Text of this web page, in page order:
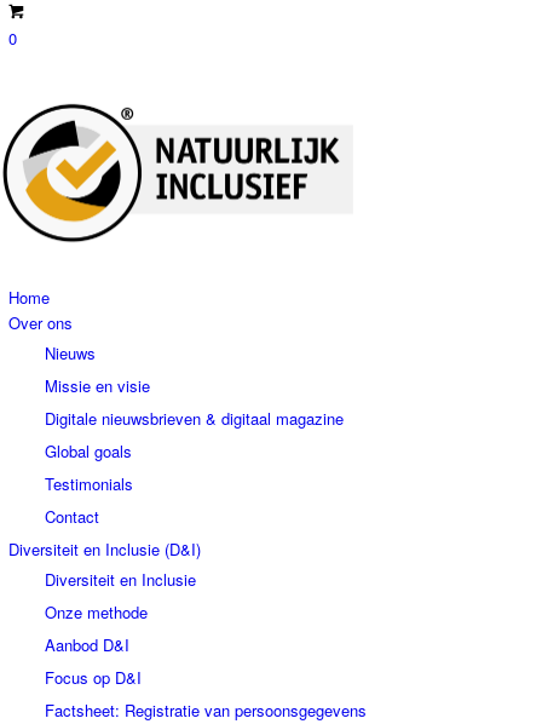
0
Home
Over ons
Nieuws
Missie en visie
Digitale nieuwsbrieven & digitaal magazine
Global goals
Testimonials
Contact
Diversiteit en Inclusie (D&I)
Diversiteit en Inclusie
Onze methode
Aanbod D&I
Focus op D&I
Factsheet: Registratie van persoonsgegevens